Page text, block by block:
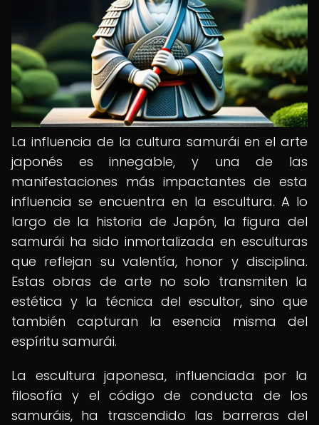
La influencia de la cultura samurái en el arte
japonés es innegable, y una de las
manifestaciones más impactantes de esta
influencia se encuentra en la escultura. A lo
largo de la historia de Japón, la figura del
samurái ha sido inmortalizada en esculturas
que reflejan su valentía, honor y disciplina.
Estas obras de arte no solo transmiten la
estética y la técnica del escultor, sino que
también capturan la esencia misma del
espíritu samurái.
La escultura japonesa, influenciada por la
filosofía y el código de conducta de los
samuráis, ha trascendido las barreras del